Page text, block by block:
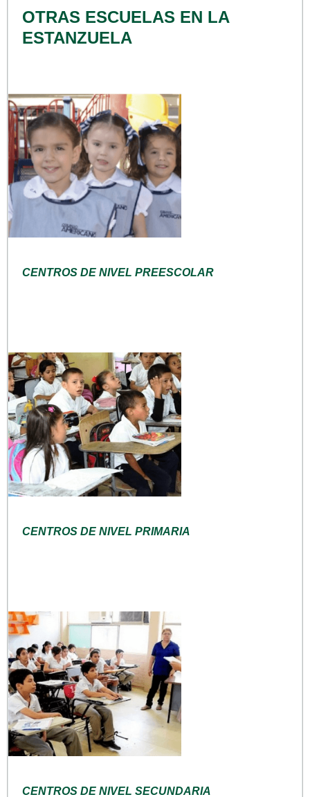
OTRAS ESCUELAS EN LA
ESTANZUELA
CENTROS DE NIVEL PREESCOLAR
CENTROS DE NIVEL PRIMARIA
CENTROS DE NIVEL SECUNDARIA